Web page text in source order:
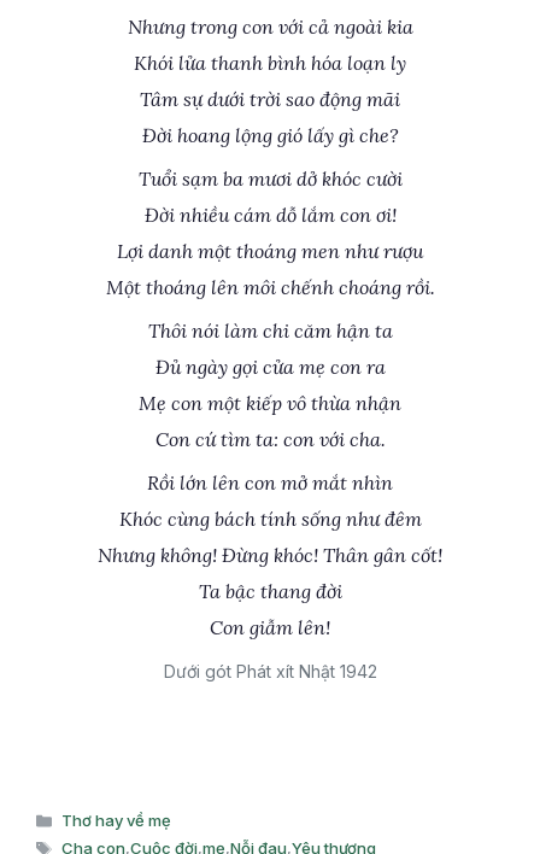
Nhưng trong con với cả ngoài kia
Khói lửa thanh bình hóa loạn ly
Tâm sự dưới trời sao động mãi
Đời hoang lộng gió lấy gì che?
Tuổi sạm ba mươi dở khóc cười
Đời nhiều cám dỗ lắm con ơi!
Lợi danh một thoáng men như rượu
Một thoáng lên môi chếnh choáng rồi.
Thôi nói làm chi căm hận ta
Đủ ngày gọi cửa mẹ con ra
Mẹ con một kiếp vô thừa nhận
Con cứ tìm ta: con với cha.
Rồi lớn lên con mở mắt nhìn
Khóc cùng bách tính sống như đêm
Nhưng không! Đừng khóc! Thân gân cốt!
Ta bậc thang đời
Con giẫm lên!
Dưới gót Phát xít Nhật 1942
Danh
mục
Thơ hay về mẹ
Thẻ
Cha con,Cuộc đời,mẹ,Nỗi đau,Yêu thương